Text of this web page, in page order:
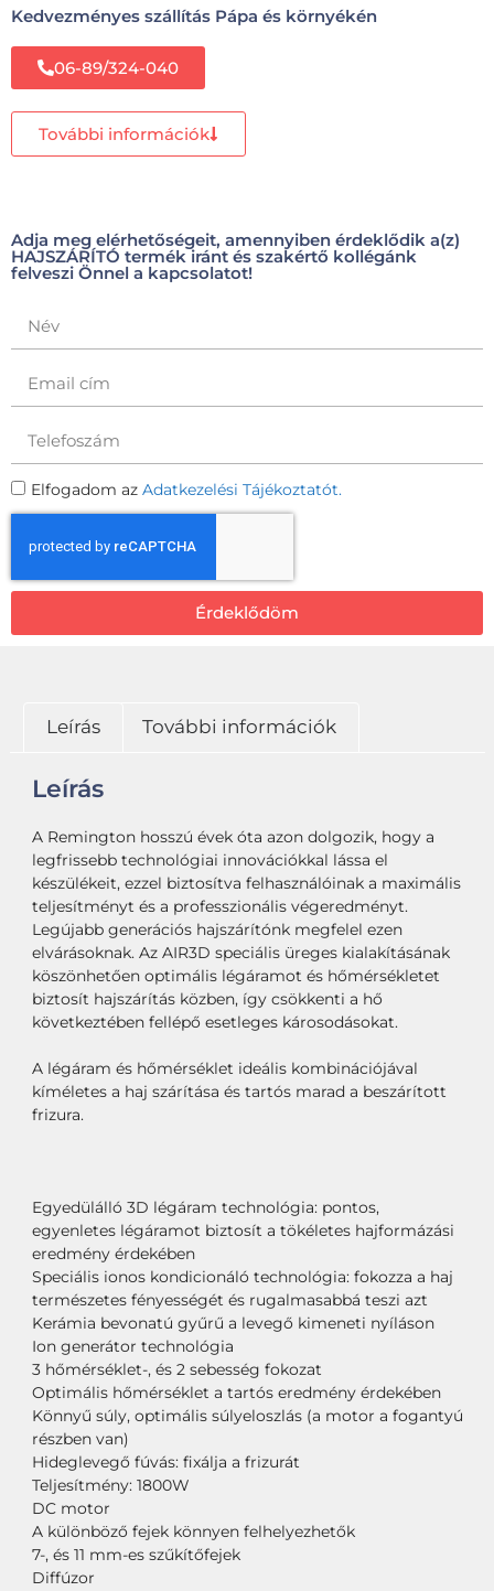
Kedvezményes szállítás Pápa és környékén
06-89/324-040
További információk
Adja meg elérhetőségeit, amennyiben érdeklődik a(z)
HAJSZÁRÍTÓ termék iránt és szakértő kollégánk
felveszi Önnel a kapcsolatot!
Elfogadom az Adatkezelési Tájékoztatót.
Érdeklődöm
Leírás További információk
Leírás
A Remington hosszú évek óta azon dolgozik, hogy a
legfrissebb technológiai innovációkkal lássa el
készülékeit, ezzel biztosítva felhasználóinak a maximális
teljesítményt és a professzionális végeredményt.
Legújabb generációs hajszárítónk megfelel ezen
elvárásoknak. Az AIR3D speciális üreges kialakításának
köszönhetően optimális légáramot és hőmérsékletet
biztosít hajszárítás közben, így csökkenti a hő
következtében fellépő esetleges károsodásokat.
A légáram és hőmérséklet ideális kombinációjával
kíméletes a haj szárítása és tartós marad a beszárított
frizura.
Egyedülálló 3D légáram technológia: pontos,
egyenletes légáramot biztosít a tökéletes hajformázási
eredmény érdekében
Speciális ionos kondicionáló technológia: fokozza a haj
természetes fényességét és rugalmasabbá teszi azt
Kerámia bevonatú gyűrű a levegő kimeneti nyíláson
Ion generátor technológia
3 hőmérséklet-, és 2 sebesség fokozat
Optimális hőmérséklet a tartós eredmény érdekében
Könnyű súly, optimális súlyeloszlás (a motor a fogantyú
részben van)
Hideglevegő fúvás: fixálja a frizurát
Teljesítmény: 1800W
DC motor
A különböző fejek könnyen felhelyezhetők
7-, és 11 mm-es szűkítőfejek
Diffúzor